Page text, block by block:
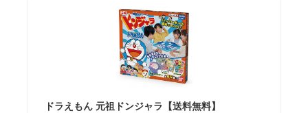
ドラえもん 元祖ドンジャラ【送料無料】